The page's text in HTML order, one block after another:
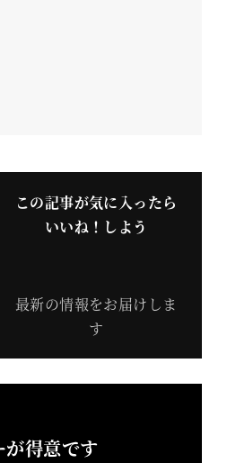
この記事が気に入ったら
いいね！しよう
最新の情報をお届けしま
す
得意です